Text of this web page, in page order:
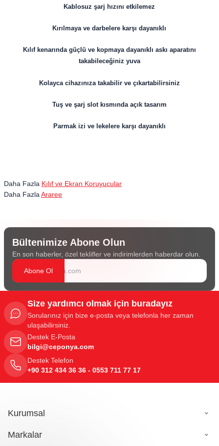
Kablosuz şarj hızını etkilemez
Kırılmaya ve darbelere karşı dayanıklı
Kılıf kenarında güçlü ve kopmaya dayanıklı askı aparatını
takabileceğiniz yuva
Kolayca cihazınıza takabilir ve çıkartabilirsiniz
Tuş ve şarj slot kısmında açık tasarım
Parmak izi ve lekelere karşı dayanıklı
Daha Fazla Kılıf ve Ekran Koruyucular
Daha Fazla Araree
Bültenimize Abone Olun
En son haberler, özel teklifler ve indirimlerden haberdar olun.
Abone Ol
Size yardımcı olmak için buradayız
Sorularınız için bize e-posta veya telefonla her zaman
ulaşabilirsiniz.
Destek E-Posta
bilgi@ceponya.com
Destek Telefon
+90 312 434 36 36 - 0553 711 77 17
Kurumsal
Markalar